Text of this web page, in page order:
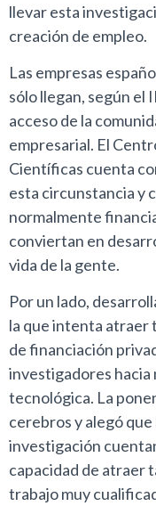
llevar esta
creación de empleo.
Las empresas
sólo llegan, según el
acceso de la
empresarial. El
Científicas cuenta
esta circunstancia y
normalmente
conviertan en
vida de la gente.
Por un lado,
la que intenta atraer
de financiación
investigadores hacia
tecnológica. La
cerebros y alegó
investigación
capacidad de atraer
trabajo muy